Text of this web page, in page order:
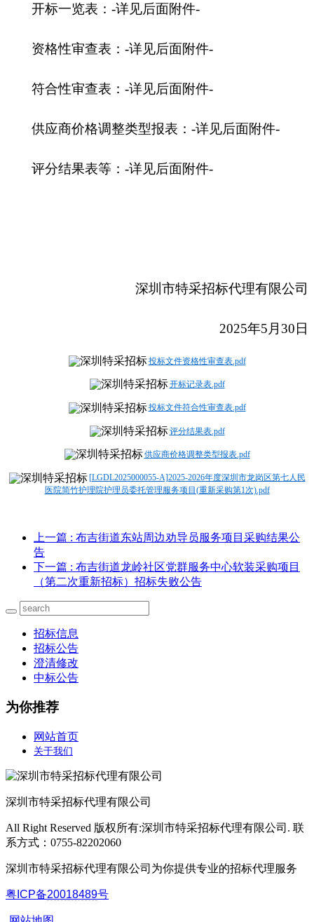
开标一览表：-详见后面附件-
资格性审查表：-详见后面附件-
符合性审查表：-详见后面附件-
供应商价格调整类型报表：-详见后面附件-
评分结果表等：-详见后面附件-
深圳市特采招标代理有限公司
2025年5月30日
投标文件资格性审查表.pdf
开标记录表.pdf
投标文件符合性审查表.pdf
评分结果表.pdf
供应商价格调整类型报表.pdf
[LGDL2025000055-A]2025-2026年度深圳市龙岗区第七人民
医院简竹护理院护理员委托管理服务项目(重新采购第1次).pdf
上一篇 : 布吉街道东站周边劝导员服务项目采购结果公
告
下一篇 : 布吉街道龙岭社区党群服务中心软装采购项目
（第二次重新招标）招标失败公告
招标信息
招标公告
澄清修改
中标公告
为你推荐
网站首页
关于我们
深圳市特采招标代理有限公司
All Right Reserved 版权所有:深圳市特采招标代理有限公司. 联
系方式：0755-82202060
深圳市特采招标代理有限公司为你提供专业的招标代理服务
粤ICP备20018489号